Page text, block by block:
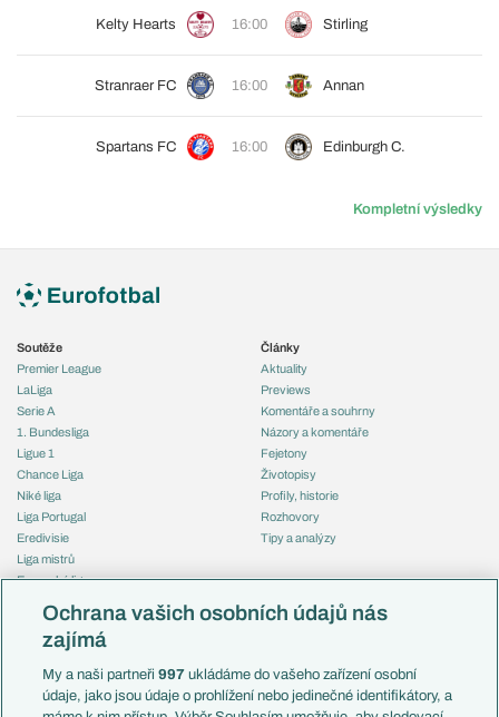
Kelty Hearts 16:00 Stirling
Stranraer FC 16:00 Annan
Spartans FC 16:00 Edinburgh C.
Kompletní výsledky
Soutěže
Premier League
LaLiga
Serie A
1. Bundesliga
Ligue 1
Chance Liga
Niké liga
Liga Portugal
Eredivisie
Liga mistrů
Evropská liga
Mistrovství světa
Liga národů
Témata
Představení týmů MS
Články
Aktuality
Previews
Komentáře a souhrny
Názory a komentáře
Fejetony
Životopisy
Profily, historie
Rozhovory
Tipy a analýzy
Česko
Francie
Itálie
Německo
Ochrana vašich osobních údajů nás
zajímá
My a naši partneři997 ukládáme do vašeho zařízení osobní
údaje, jako jsou údaje o prohlížení nebo jedinečné identifikátory, a